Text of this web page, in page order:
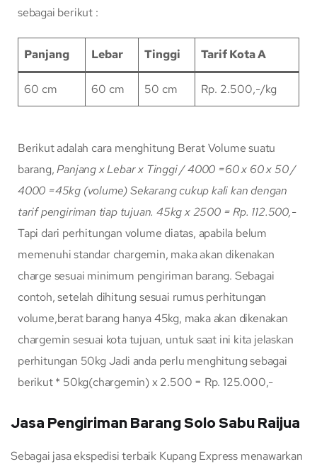
sebagai berikut :
Panjang Lebar Tinggi Tarif Kota A
60 cm 60 cm 50 cm Rp. 2.500,-/kg
Berikut adalah cara menghitung Berat Volume suatu
barang,Panjang x Lebar x Tinggi / 4000 =60 x 60 x 50 /
4000 =45kg (volume)Sekarang cukup kali kan dengan
tarif pengiriman tiap tujuan. 45kg x 2500 = Rp. 112.500,-
Tapi dari perhitungan volume diatas, apabila belum
memenuhi standar chargemin, maka akan dikenakan
charge sesuai minimum pengiriman barang. Sebagai
contoh, setelah dihitung sesuai rumus perhitungan
volume,berat barang hanya 45kg, maka akan dikenakan
chargemin sesuai kota tujuan, untuk saat ini kita jelaskan
perhitungan 50kg Jadi anda perlu menghitung sebagai
berikut * 50kg(chargemin) x 2.500 = Rp. 125.000,-
Jasa Pengiriman Barang Solo Sabu Raijua
Sebagai jasa ekspedisi terbaik Kupang Express menawarkan